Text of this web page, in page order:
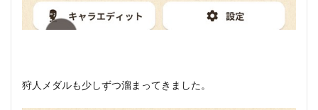
狩人メダルも少しずつ溜まってきました。